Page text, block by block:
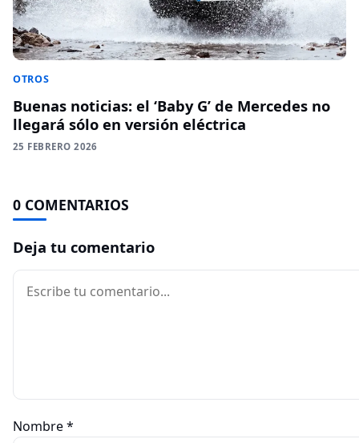
OTROS
Buenas noticias: el ‘Baby G’ de Mercedes no
llegará sólo en versión eléctrica
25 FEBRERO 2026
0 COMENTARIOS
Deja tu comentario
Comentario
Nombre*